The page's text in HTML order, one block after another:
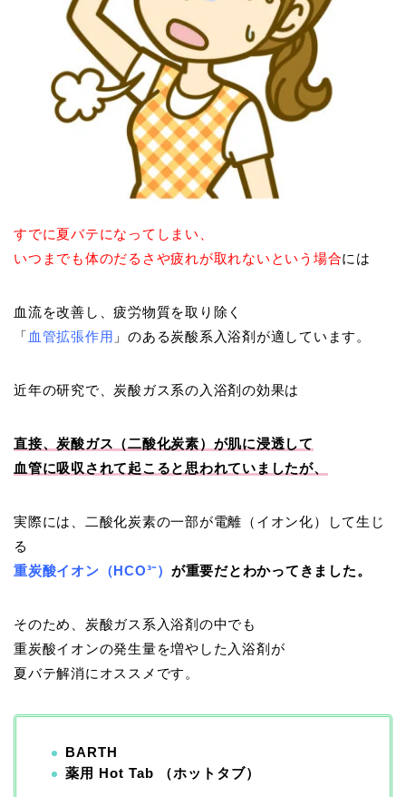
すでに夏バテになってしまい、
いつまでも体のだるさや疲れが取れないという場合には
血流を改善し、疲労物質を取り除く
「 血管拡張作用 」のある炭酸系入浴剤が適しています。
近年の研究で、炭酸ガス系の入浴剤の効果は
直接、炭酸ガス（二酸化炭素）が肌に浸透して
血管に吸収されて起こると思われていましたが、
実際には、二酸化炭素の一部が電離（イオン化）して生じ
る
重炭酸イオン（HCO³⁻） が重要だとわかってきました。
そのため、炭酸ガス系入浴剤の中でも
重炭酸イオンの発生量を増やした入浴剤が
夏バテ解消にオススメです。
BARTH
薬用 Hot Tab （ホットタブ）